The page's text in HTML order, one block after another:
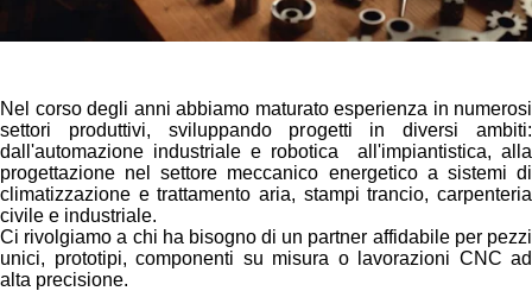
Nel corso degli anni abbiamo maturato esperienza in numerosi
settori produttivi, sviluppando progetti in diversi ambiti:
dall'automazione industriale e robotica all'impiantistica, alla
progettazione nel settore meccanico energetico a sistemi di
climatizzazione e trattamento aria, stampi trancio, carpenteria
civile e industriale.
Ci rivolgiamo a chi ha bisogno di un partner affidabile per pezzi
unici, prototipi, componenti su misura o lavorazioni CNC ad
alta precisione.